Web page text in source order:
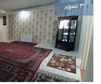
3 تصویر